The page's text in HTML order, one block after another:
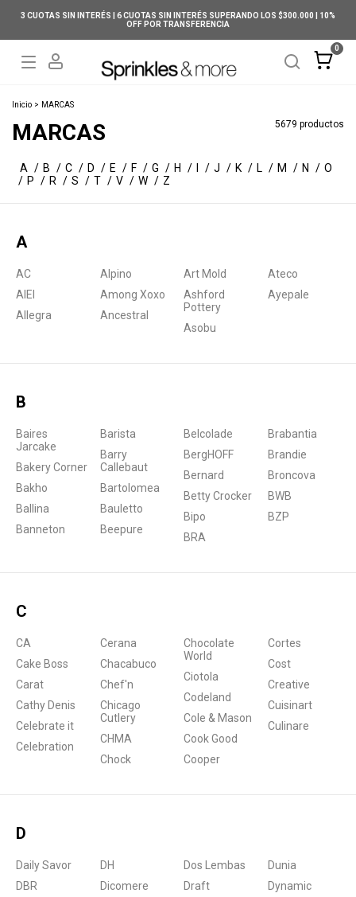
3 CUOTAS SIN INTERÉS | 6 CUOTAS SIN INTERÉS SUPERANDO LOS $300.000 | 10%
OFF POR TRANSFERENCIA
0
Inicio > MARCAS
MARCAS 5679 productos
A B C D E F G H J K L M N
O
P
R S T V W Z
A
AC
AIEI
Allegra
Alpino
Among Xoxo
Ancestral
Art Mold
Ashford
Pottery
Asobu
Ateco
Ayepale
B
Baires
Jarcake
Bakery Corner
Bakho
Ballina
Banneton
Barista
Barry
Callebaut
Bartolomea
Bauletto
Beepure
Belcolade
BergHOFF
Bernard
Betty Crocker
Bipo
BRA
Brabantia
Brandie
Broncova
BWB
BZP
C
CA
Cake Boss
Carat
Cathy Denis
Celebrate it
Celebration
Cerana
Chacabuco
Chef'n
Chicago
Cutlery
CHMA
Chock
Chocolate
World
Ciotola
Codeland
Cole & Mason
Cook Good
Cooper
Cortes
Cost
Creative
Cuisinart
Culinare
D
Daily Savor
DBR
DH
Dicomere
Dos Lembas
Draft
Dunia
Dynamic